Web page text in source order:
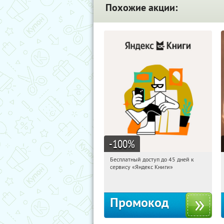
Похожие акции:
-100%
06:23:47
Получи первым!
Бесплатный доступ до 45 дней к
сервису «Яндекс Книги»
Промокод